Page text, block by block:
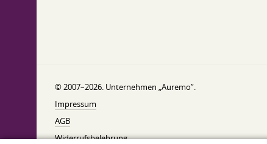
© 2007–2026. Unternehmen „Auremo”.
Impressum
AGB
Widerrufsbelehrung